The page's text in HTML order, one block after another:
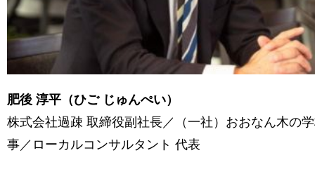
肥後 淳平（ひご じゅんぺい）
株式会社過疎 取締役副社長／（一社）おおなん木の
事／ローカルコンサルタント 代表